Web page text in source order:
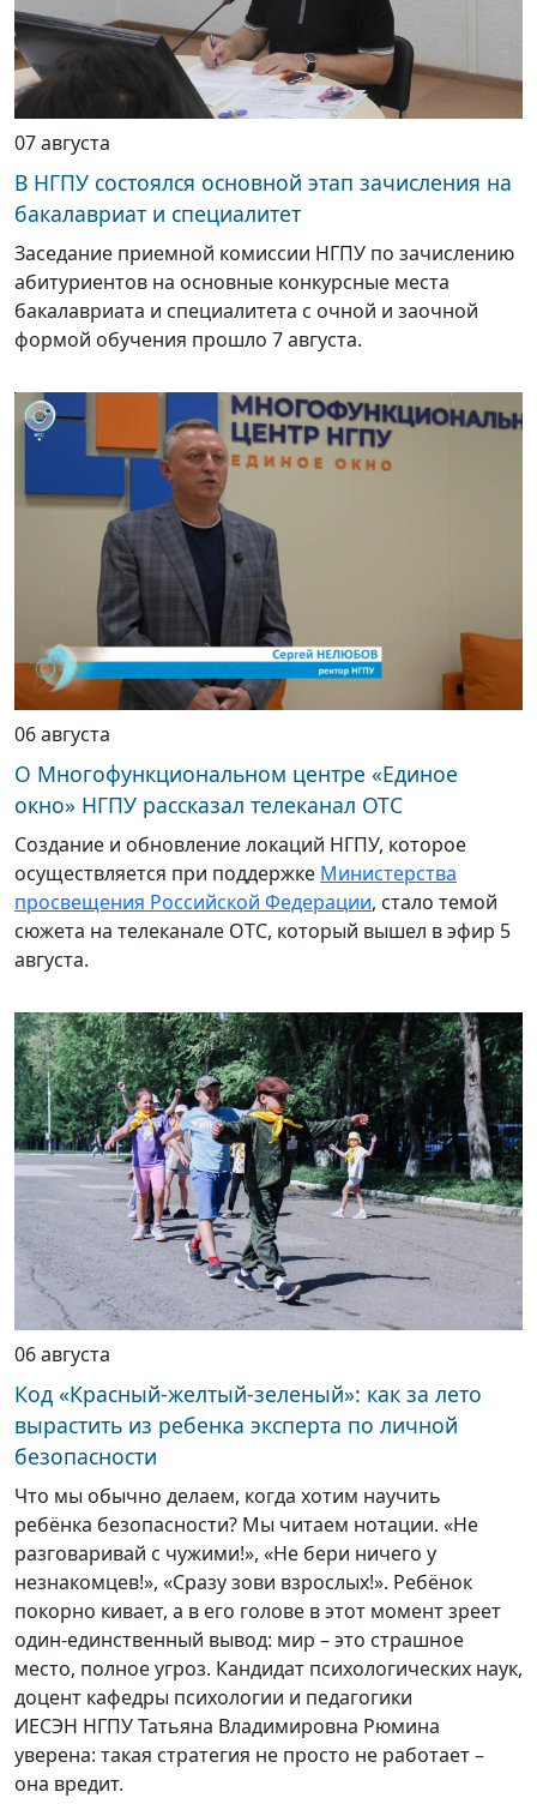
07 августа
В НГПУ состоялся основной этап зачисления на
бакалавриат и специалитет
Заседание приемной комиссии НГПУ по зачислению
абитуриентов на основные конкурсные места
бакалавриата и специалитета с очной и заочной
формой обучения прошло 7 августа.
06 августа
О Многофункциональном центре «Единое
окно» НГПУ рассказал телеканал ОТС
Создание и обновление локаций НГПУ, которое
осуществляется при поддержке Министерства
просвещения Российской Федерации, стало темой
сюжета на телеканале ОТС, который вышел в эфир 5
августа.
06 августа
Код «Красный-желтый-зеленый»: как за лето
вырастить из ребенка эксперта по личной
безопасности
Что мы обычно делаем, когда хотим научить
ребёнка безопасности? Мы читаем нотации. «Не
разговаривай с чужими!», «Не бери ничего у
незнакомцев!», «Сразу зови взрослых!». Ребёнок
покорно кивает, а в его голове в этот момент зреет
один-единственный вывод: мир – это страшное
место, полное угроз. Кандидат психологических наук,
доцент кафедры психологии и педагогики
ИЕСЭН НГПУ Татьяна Владимировна Рюмина
уверена: такая стратегия не просто не работает –
она вредит.